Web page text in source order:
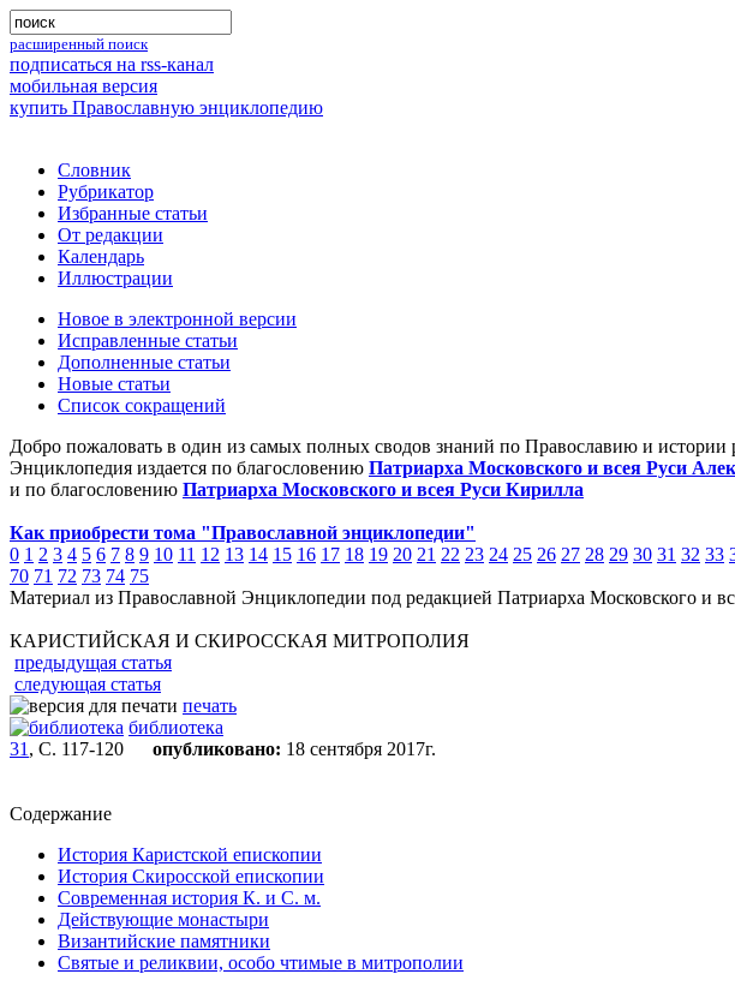
расширенный поиск
подписаться на rss-канал
мобильная версия
купить Православную энциклопедию
Словник
Рубрикатор
Избранные статьи
От редакции
Календарь
Иллюстрации
Новое в электронной версии
Исправленные статьи
Дополненные статьи
Новые статьи
Список сокращений
Добро пожаловать в один из самых полных сводов знаний по Православию и истории
Энциклопедия издается по благословению Патриарха Московского и всея Руси
и по благословению Патриарха Московского и всея Руси Кирилла
Как приобрести тома "Православной энциклопедии"
0 1 2 3 4 5 6 7 8 9 10 11 12 13 14 15 16 17 18 19 20 21 22 23 24 25 26 27 28 29 30 31 32 33
70 71 72 73 74 75
Материал из Православной Энциклопедии под редакцией Патриарха Московского и
КАРИСТИЙСКАЯ И СКИРОССКАЯ МИТРОПОЛИЯ
предыдущая статья
следующая статья
печать
библиотека
31 , С. 117-120 опубликовано: 18 сентября 2017г.
Содержание
История Каристской епископии
История Скиросской епископии
Современная история К. и С. м.
Действующие монастыри
Византийские памятники
Святые и реликвии, особо чтимые в митрополии